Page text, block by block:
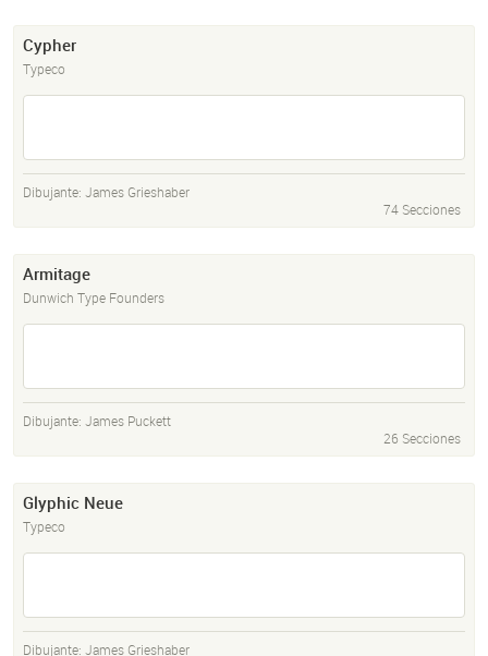
Cypher
Typeco
Dibujante: James Grieshaber
74 Secciones
Armitage
Dunwich Type Founders
Dibujante: James Puckett
26 Secciones
Glyphic Neue
Typeco
Dibujante: James Grieshaber